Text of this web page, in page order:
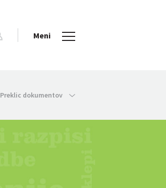
Meni
Preklic dokumentov